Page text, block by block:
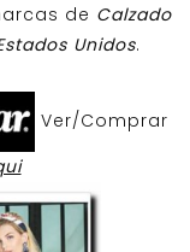
de Calzado
Unidos.
Ver/Comprar